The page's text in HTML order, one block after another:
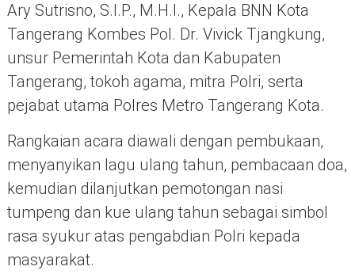
Ary Sutrisno, S.I.P., M.H.I., Kepala BNN Kota
Tangerang Kombes Pol. Dr. Vivick Tjangkung,
unsur Pemerintah Kota dan Kabupaten
Tangerang, tokoh agama, mitra Polri, serta
pejabat utama Polres Metro Tangerang Kota.
Rangkaian acara diawali dengan pembukaan,
menyanyikan lagu ulang tahun, pembacaan doa,
kemudian dilanjutkan pemotongan nasi
tumpeng dan kue ulang tahun sebagai simbol
rasa syukur atas pengabdian Polri kepada
masyarakat.